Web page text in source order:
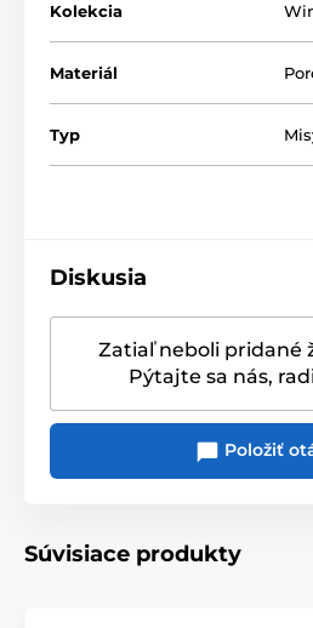
! Misky sú balené po
bielej priemyselnej
3 kusov a viac, bude
originálnom balení!
Vianočné stolovanie
WINTER BAKERY DELIGHT
Kolekcia
Materiál
Typ
Diskusia
Zatiaľ neboli pridané
Pýtajte sa nás,
Položiť
Súvisiace produkty